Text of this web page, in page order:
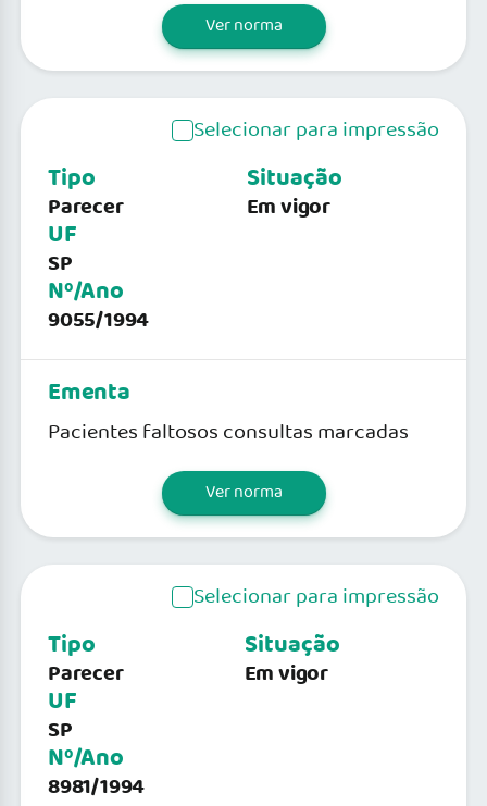
Ver norma
Selecionar para impressão
Tipo
Parecer
UF
SP
Nº/Ano
9055/1994
Situação
Em vigor
Ementa
Pacientes faltosos consultas marcadas
Ver norma
Selecionar para impressão
Tipo
Parecer
UF
SP
Nº/Ano
8981/1994
Situação
Em vigor